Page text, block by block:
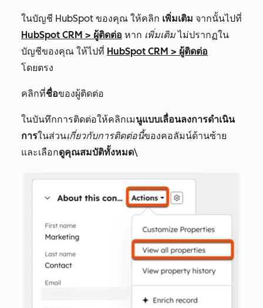
ในบัญชี HubSpot ของคุณ ให้คลิก เพิ่มเติม จากนั้นไปที่
HubSpot CRM > ผู้ติดต่อ หาก เพิ่มเติมไม่ปรากฏใน
บัญชีของคุณ ให้ไปที่ HubSpot CRM > ผู้ติดต่อ
โดยตรง
คลิกที่ชื่อของผู้ติดต่อ
ในบันทึกการติดต่อให้คลิกเมนูแบบเลื่อนลงการดำเนิน
การในส่วนเกี่ยวกับการติดต่อนี้ของคอลัมน์ด้านซ้าย
และเลือกดูคุณสมบัติทั้งหมด\